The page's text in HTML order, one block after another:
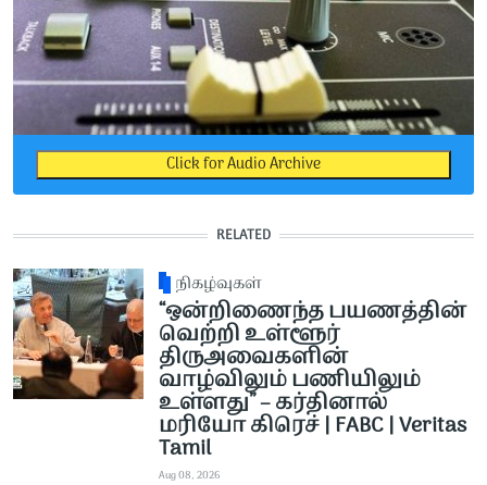
Click for Audio Archive
RELATED
நிகழ்வுகள்
“ஒன்றிணைந்த பயணத்தின்
வெற்றி உள்ளூர்
திருஅவைகளின்
வாழ்விலும் பணியிலும்
உள்ளது” – கர்தினால்
மரியோ கிரெச் | FABC | Veritas
Tamil
Aug 08, 2026